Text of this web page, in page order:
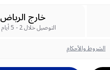
خارج الرياض
التوصيل خلال 2 - 5 أيام عمل
الشروط والأحكام